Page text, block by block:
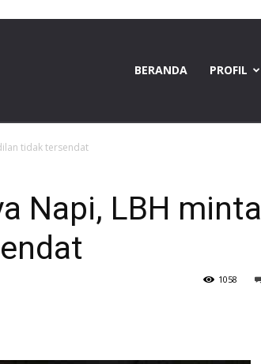
BERANDA PROFIL
tidak tersendat
Napi, LBH minta
1058